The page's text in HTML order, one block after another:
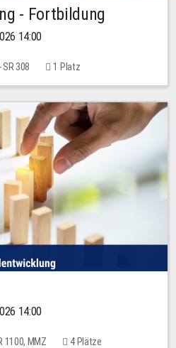
- Fortbildung
14:00
308 1 Platz
14:00
1100, MMZ 4 Plätze